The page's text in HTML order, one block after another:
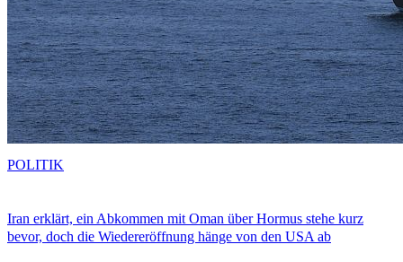
Iran erklärt, ein Abkommen mit Oman über Hormus stehe kurz
bevor, doch die Wiedereröffnung hänge von den USA ab
POLITIK